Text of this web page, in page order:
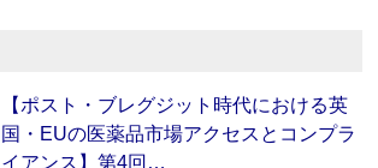
【ポスト・ブレグジット時代における英
国・EUの医薬品市場アクセスとコンプラ
イアンス】第4回…